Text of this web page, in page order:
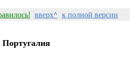
вверх^ к полной версии